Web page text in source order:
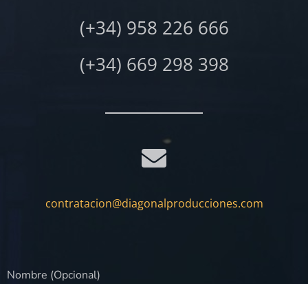
(+34) 958 226 666
(+34) 669 298 398
contratacion@diagonalproducciones.com
Nombre (Opcional)